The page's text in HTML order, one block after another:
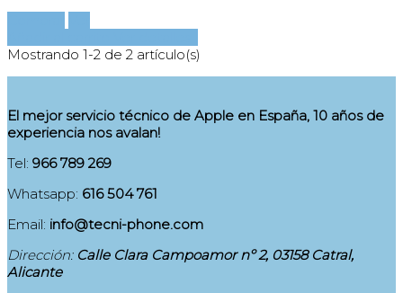
Mostrando 1-2 de 2 artículo(s)
El mejor servicio técnico de Apple en España, 10 años de
experiencia nos avalan!
Tel: 966 789 269
Whatsapp: 616 504 761
Email: info@tecni-phone.com
Dirección: Calle Clara Campoamor nº 2, 03158 Catral,
Alicante